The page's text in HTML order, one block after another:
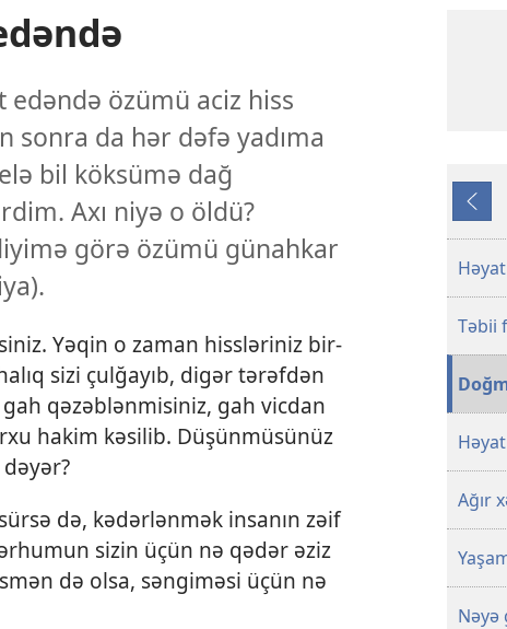
edəndə özümü aciz hiss
sonra da hər dəfə yadıma
bil köksümə dağ
Axı niyə o öldü?
görə özümü günahkar
Yəqin o zaman hissləriniz bir-
sizi çulğayıb, digər tərəfdən
qəzəblənmisiniz, gah vicdan
hakim kəsilib. Düşünmüsünüz
də, kədərlənmək insanın zəif
sizin üçün nə qədər əziz
də olsa, səngiməsi üçün nə
Əvvəlki
Təbii
Ağır
Nəyə